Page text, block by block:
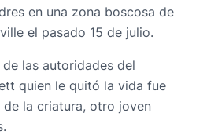
en una zona boscosa de
el pasado 15 de julio.
las autoridades del
quien le quitó la vida fue
la criatura, otro joven